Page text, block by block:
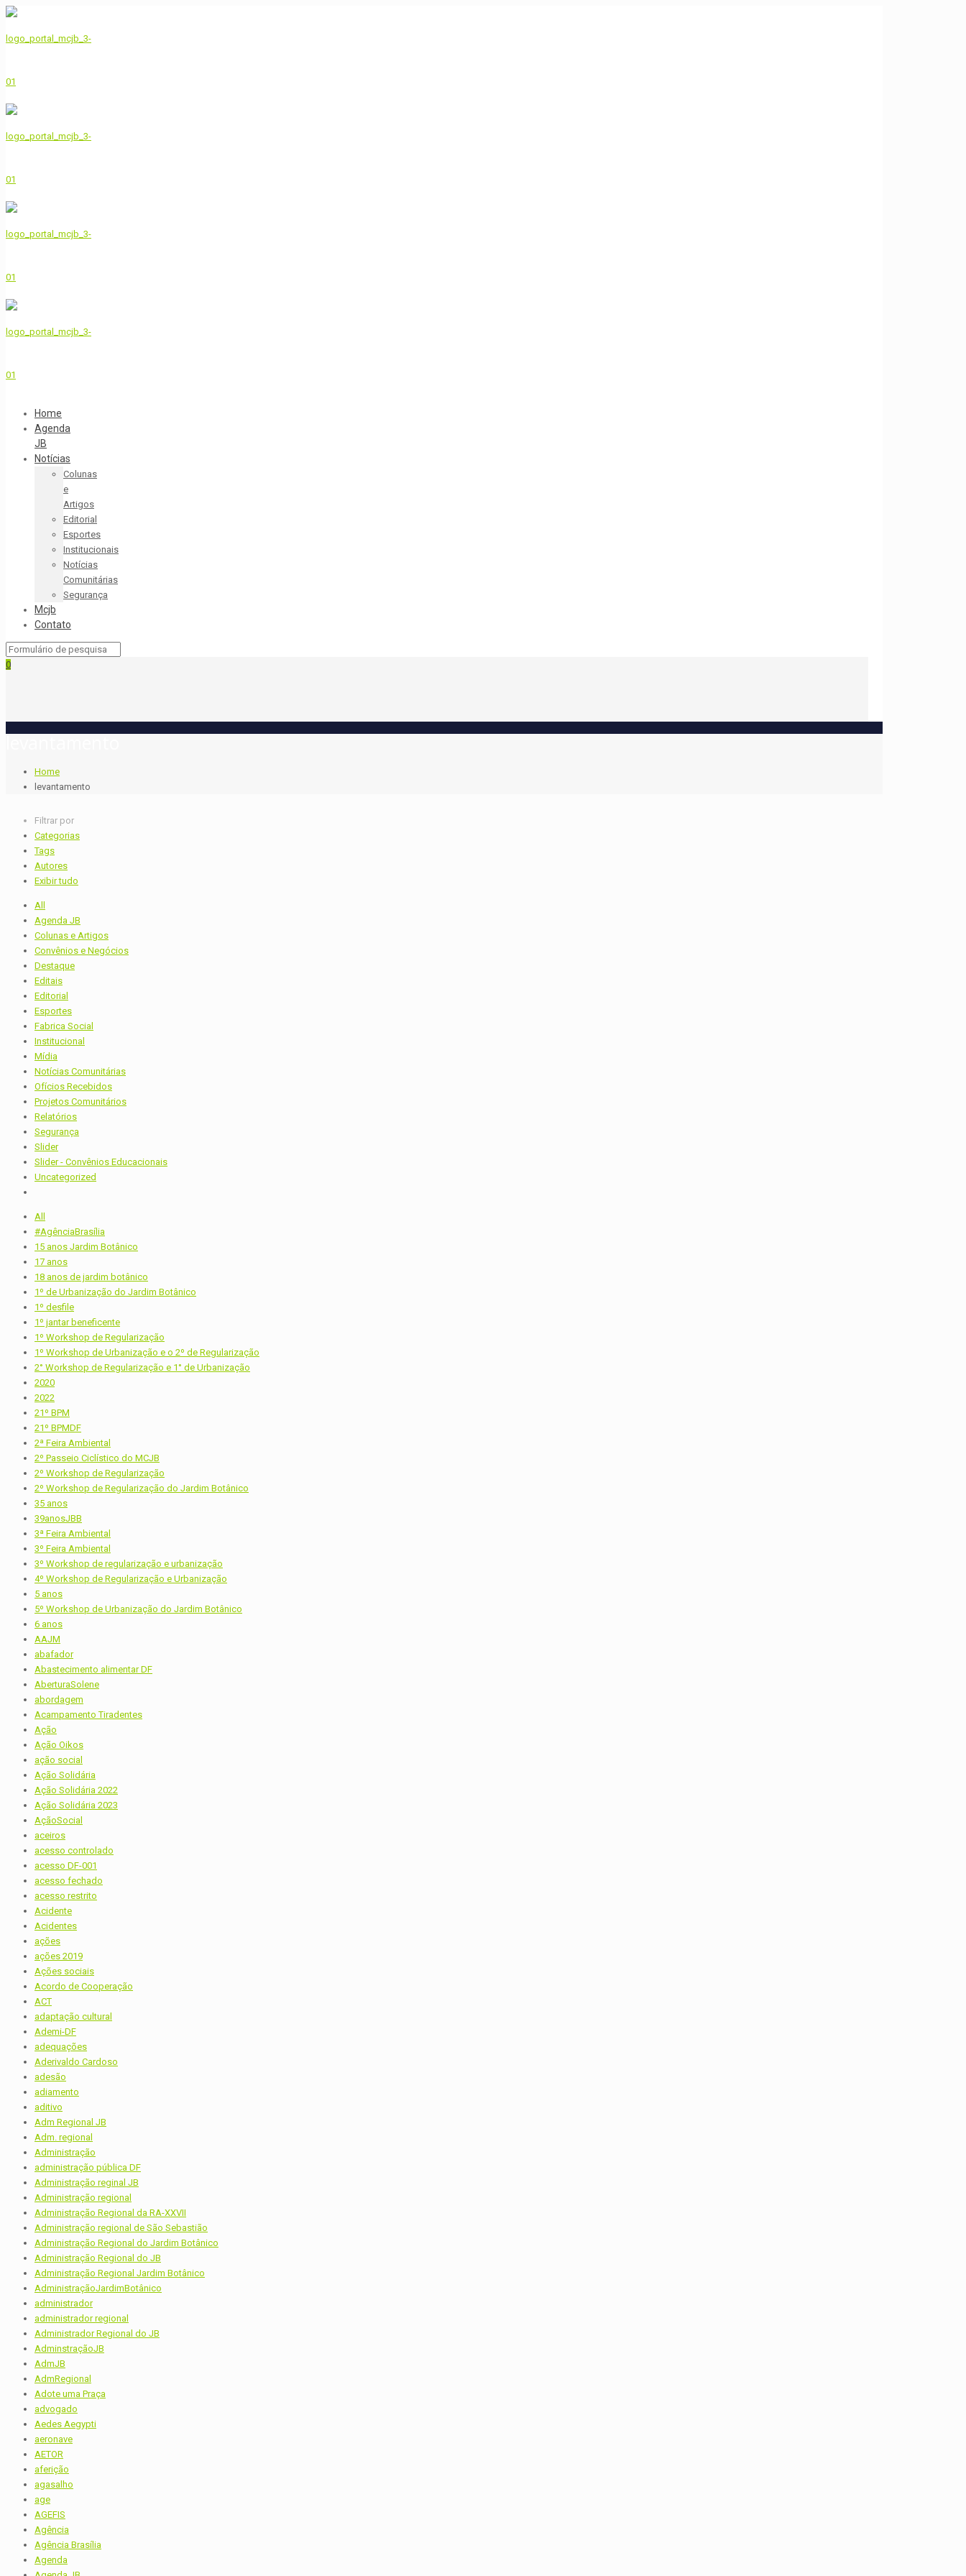
Home
Agenda
JB
Notícias
Colunas
e
Artigos
Editorial
Esportes
Institucionais
Notícias
Comunitárias
Segurança
Mcjb
Contato
0
levantamento
Home
levantamento
Filtrar por
Categorias
Tags
Autores
Exibir tudo
All
Agenda JB
Colunas e Artigos
Convênios e Negócios
Destaque
Editais
Editorial
Esportes
Fabrica Social
Institucional
Mídia
Notícias Comunitárias
Ofícios Recebidos
Projetos Comunitários
Relatórios
Segurança
Slider
Slider - Convênios Educacionais
Uncategorized
All
#AgênciaBrasília
15 anos Jardim Botânico
17 anos
18 anos de jardim botânico
1º de Urbanização do Jardim Botânico
1º desfile
1º jantar beneficente
1º Workshop de Regularização
1º Workshop de Urbanização e o 2º de Regularização
2° Workshop de Regularização e 1° de Urbanização
2020
2022
21º BPM
21º BPMDF
2ª Feira Ambiental
2º Passeio Ciclístico do MCJB
2º Workshop de Regularização
2º Workshop de Regularização do Jardim Botânico
35 anos
39anosJBB
3ª Feira Ambiental
3º Feira Ambiental
3º Workshop de regularização e urbanização
4º Workshop de Regularização e Urbanização
5 anos
5º Workshop de Urbanização do Jardim Botânico
6 anos
AAJM
abafador
Abastecimento alimentar DF
AberturaSolene
abordagem
Acampamento Tiradentes
Ação
Ação Oikos
ação social
Ação Solidária
Ação Solidária 2022
Ação Solidária 2023
AçãoSocial
aceiros
acesso controlado
acesso DF-001
acesso fechado
acesso restrito
Acidente
Acidentes
ações
ações 2019
Ações sociais
Acordo de Cooperação
ACT
adaptação cultural
Ademi-DF
adequações
Aderivaldo Cardoso
adesão
adiamento
aditivo
Adm Regional JB
Adm. regional
Administração
administração pública DF
Administração reginal JB
Administração regional
Administração Regional da RA-XXVII
Administração regional de São Sebastião
Administração Regional do Jardim Botânico
Administração Regional do JB
Administração Regional Jardim Botânico
AdministraçãoJardimBotânico
administrador
administrador regional
Administrador Regional do JB
AdminstraçãoJB
AdmJB
AdmRegional
Adote uma Praça
advogado
Aedes Aegypti
aeronave
AETOR
aferição
agasalho
age
AGEFIS
Agência
Agência Brasília
Agenda